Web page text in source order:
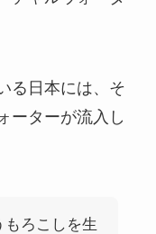
る日本には、そ
ーターが流入し
ろこしを生